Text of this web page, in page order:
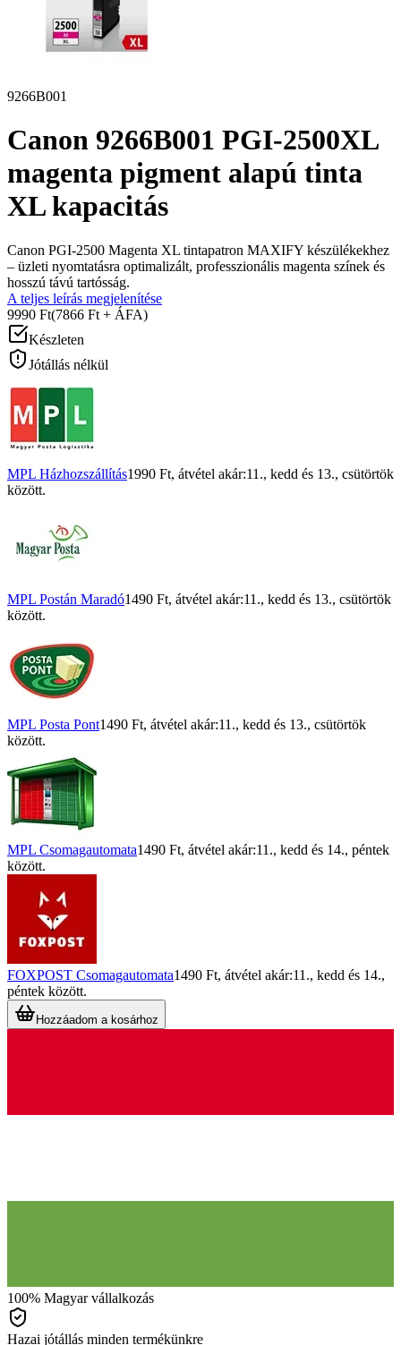
9266B001
Canon 9266B001 PGI-2500XL
magenta pigment alapú tinta
XL kapacitás
Canon PGI-2500 Magenta XL tintapatron MAXIFY készülékekhez
– üzleti nyomtatásra optimalizált, professzionális magenta színek és
hosszú távú tartósság.
A teljes leírás megjelenítése
9990 Ft(7866 Ft + ÁFA)
Készleten
Jótállás nélkül
MPL Házhozszállítás1990 Ft, átvétel akár:11., kedd és 13., csütörtök
között.
MPL Postán Maradó1490 Ft, átvétel akár:11., kedd és 13., csütörtök
között.
MPL Posta Pont1490 Ft, átvétel akár:11., kedd és 13., csütörtök
között.
MPL Csomagautomata1490 Ft, átvétel akár:11., kedd és 14., péntek
között.
FOXPOST Csomagautomata1490 Ft, átvétel akár:11., kedd és 14.,
péntek között.
Hozzáadom a kosárhoz
100% Magyar vállalkozás
Hazai jótállás minden termékünkre